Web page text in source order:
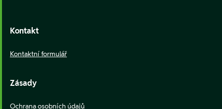
Kontakt
Kontaktní formulář
Zásady
Ochrana osobních údajů